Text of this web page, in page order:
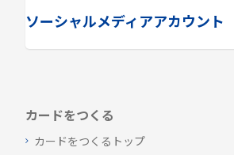
ソーシャルメディアアカウント
カードをつくる
カードをつくるトップ